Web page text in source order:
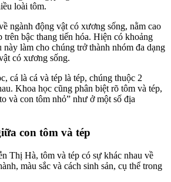
loài tôm.
ngành động vật có xương sống, nằm cao
trên bậc thang tiến hóa. Hiện có khoảng
này làm cho chúng trở thành nhóm đa dạng
có xương sống.
cá là cá và tép là tép, chúng thuộc 2
Khoa học cũng phân biệt rõ tôm và tép,
và con tôm nhỏ” như ở một số địa
con tôm và tép
Thị Hà, tôm và tép có sự khác nhau về
màu sắc và cách sinh sản, cụ thể trong